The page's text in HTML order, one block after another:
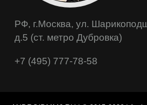
РФ, г.Москва, ул.
д.5 (ст. метро Дубровка)
+7 (495) 777-78-58